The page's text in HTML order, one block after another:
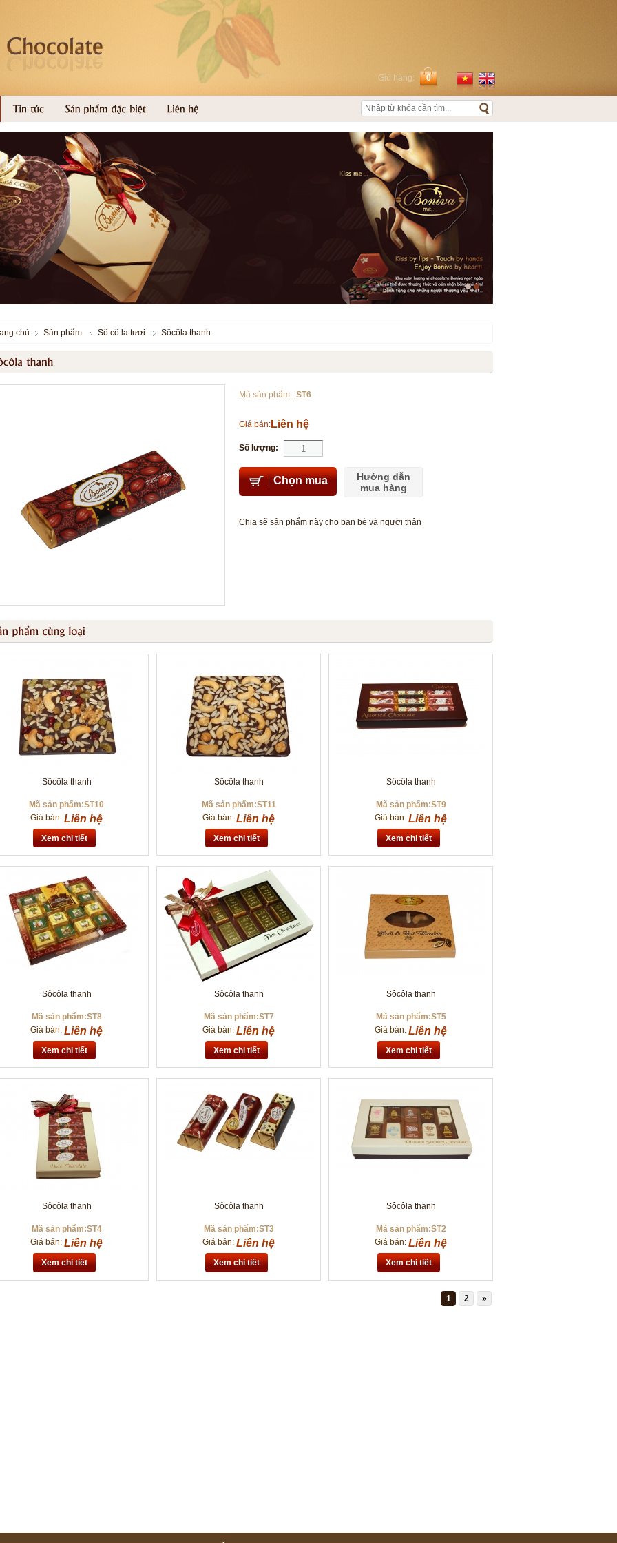
Giỏ hàng: 0
chủ Sản phẩm Sô cô la tươi Sôcôla thanh
Mã sản phẩm : ST6
Giá bán: Liên hệ
Số lượng:
Chọn mua
Hướng dẫn
mua hàng
Chia sẽ sản phẩm này cho bạn bè và người thân
Sôcôla thanh
Mã sản phẩm:ST10
Giá bán: Liên hệ
Xem chi tiết
Sôcôla thanh
Mã sản phẩm:ST11
Giá bán: Liên hệ
Xem chi tiết
Sôcôla thanh
Mã sản phẩm:ST9
Giá bán: Liên hệ
Xem chi tiết
Sôcôla thanh
Mã sản phẩm:ST8
Giá bán: Liên hệ
Xem chi tiết
Sôcôla thanh
Mã sản phẩm:ST7
Giá bán: Liên hệ
Xem chi tiết
Sôcôla thanh
Mã sản phẩm:ST5
Giá bán: Liên hệ
Xem chi tiết
Sôcôla thanh
Mã sản phẩm:ST4
Giá bán: Liên hệ
Xem chi tiết
Sôcôla thanh
Mã sản phẩm:ST3
Giá bán: Liên hệ
Xem chi tiết
Sôcôla thanh
Mã sản phẩm:ST2
Giá bán: Liên hệ
Xem chi tiết
1 2 »